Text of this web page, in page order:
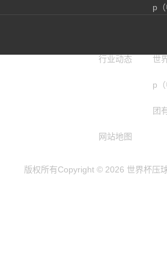
p
行业动态 世
p
团
网站地图
版权所有Copyright © 2026 世界杯压